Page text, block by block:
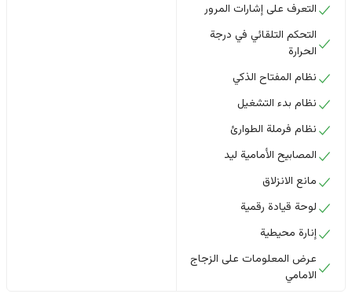
التعرف على إشارات المرور
التحكم التلقائي في درجة
الحرارة
نظام المفتاح الذكي
نظام بدء التشغيل
نظام فرملة الطوارئ
المصابيح الأمامية ليد
مانع الانزلاق
لوحة قيادة رقمية
إنارة محيطية
عرض المعلومات على الزجاج
الامامي